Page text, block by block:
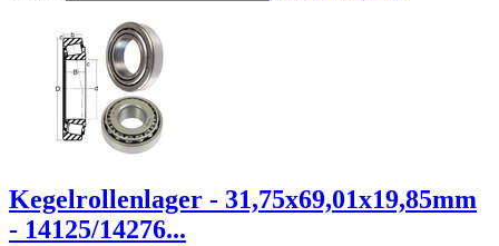
Kegelrollenlager - 31,75x69,01x19,85mm
- 14125/14276...